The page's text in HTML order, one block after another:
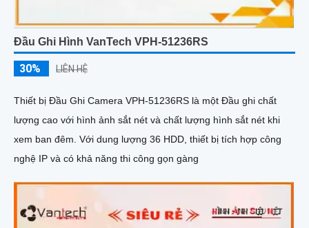
Đầu Ghi Hình VanTech VPH-51236RS
30% LIÊN HỆ
Thiết bị Đầu Ghi Camera VPH-51236RS là một Đầu ghi chất
lượng cao với hình ảnh sắt nét và chất lượng hình sắt nét khi
xem ban đêm. Với dung lượng 36 HDD, thiết bị tích hợp công
nghệ IP và có khả năng thi công gọn gàng